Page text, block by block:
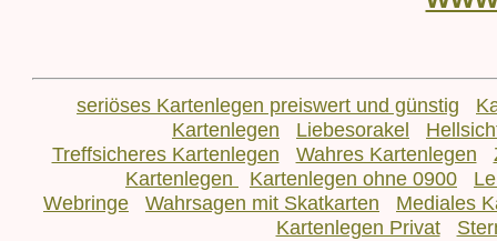
seriöses Kartenlegen preiswert und günstig
Kartenlegen
Liebesorakel
Treffsicheres Kartenlegen
Wahres Kartenlegen
Kartenlegen
Kartenlegen ohne 0900
Webringe
Wahrsagen mit Skatkarten
Mediales
Kartenlegen Privat